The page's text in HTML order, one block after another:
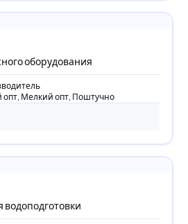
оборудования
опт, Мелкий опт, Поштучно